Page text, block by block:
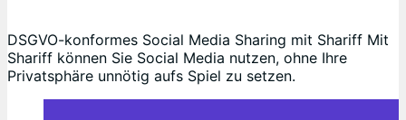
DSGVO-konformes Social Media Sharing mit Shariff Mit
Shariff können Sie Social Media nutzen, ohne Ihre
Privatsphäre unnötig aufs Spiel zu setzen.